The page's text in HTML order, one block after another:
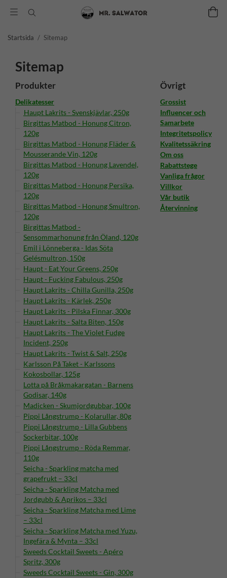
Startsida / Sitemap
Sitemap
Produkter
Delikatesser
Haupt Lakrits - Svenskjävlar, 250g
Birgittas Matbod - Honung Citron,
120g
Birgittas Matbod - Honung Fläder &
Mousserande Vin, 120g
Birgittas Matbod - Honung Lavendel,
120g
Birgittas Matbod - Honung Persika,
120g
Birgittas Matbod - Honung Smultron,
120g
Birgittas Matbod -
Sensommarhonung från Öland, 120g
Emil i Lönneberga - Idas Söta
Gelésmultron, 150g
Haupt - Eat Your Greens, 250g
Haupt - Fucking Fabulous, 250g
Haupt Lakrits - Chilla Gunilla, 250g
Haupt Lakrits - Kärlek, 250g
Haupt Lakrits - Pilska Finnar, 300g
Haupt Lakrits - Salta Biten, 150g
Haupt Lakrits - The Violet Fudge
Incident, 250g
Haupt Lakrits - Twist & Salt, 250g
Karlsson På Taket - Karlssons
Kokosbollar, 125g
Lotta på Bråkmakargatan - Barnens
Godisar, 140g
Madicken - Skumjordgubbar, 100g
Pippi Långstrump - Kolarullar, 80g
Pippi Långstrump - Lilla Gubbens
Sockerbitar, 100g
Pippi Långstrump - Röda Remmar,
110g
Seicha - Sparkling matcha med
grapefrukt – 33cl
Seicha - Sparkling Matcha med
Jordgubb & Aprikos – 33cl
Seicha - Sparkling Matcha med Lime
– 33cl
Seicha - Sparkling Matcha med Yuzu,
Ingefära & Mynta – 33cl
Sweeds Cocktail Sweets - Apéro
Spritz, 300g
Sweeds Cocktail Sweets - Gin, 300g
Övrigt
Grossist
Influencer och
Samarbete
Integritetspolicy
Kvalitetssäkring
Om oss
Rabattstege
Vanliga frågor
Villkor
Vår butik
Återvinning